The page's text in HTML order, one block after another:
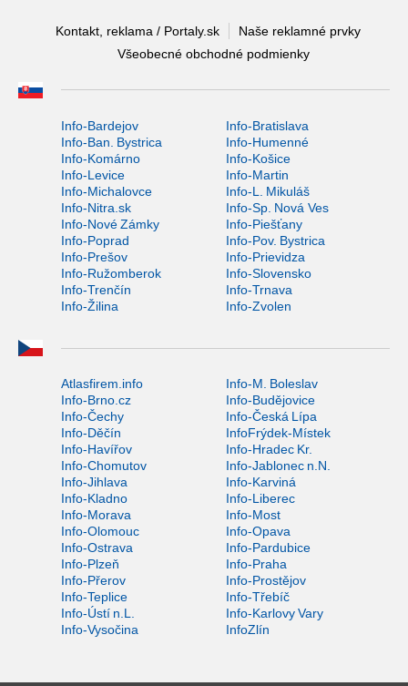
Kontakt, reklama / Portaly.sk
Naše reklamné prvky
Všeobecné obchodné podmienky
Info-Bardejov
Info-Bratislava
Info-Ban. Bystrica
Info-Humenné
Info-Komárno
Info-Košice
Info-Levice
Info-Martin
Info-Michalovce
Info-L. Mikuláš
Info-Nitra.sk
Info-Sp. Nová Ves
Info-Nové Zámky
Info-Piešťany
Info-Poprad
Info-Pov. Bystrica
Info-Prešov
Info-Prievidza
Info-Ružomberok
Info-Slovensko
Info-Trenčín
Info-Trnava
Info-Žilina
Info-Zvolen
Atlasfirem.info
Info-M. Boleslav
Info-Brno.cz
Info-Budějovice
Info-Čechy
Info-Česká Lípa
Info-Děčín
InfoFrýdek-Místek
Info-Havířov
Info-Hradec Kr.
Info-Chomutov
Info-Jablonec n.N.
Info-Jihlava
Info-Karviná
Info-Kladno
Info-Liberec
Info-Morava
Info-Most
Info-Olomouc
Info-Opava
Info-Ostrava
Info-Pardubice
Info-Plzeň
Info-Praha
Info-Přerov
Info-Prostějov
Info-Teplice
Info-Třebíč
Info-Ústí n.L.
Info-Karlovy Vary
Info-Vysočina
InfoZlín